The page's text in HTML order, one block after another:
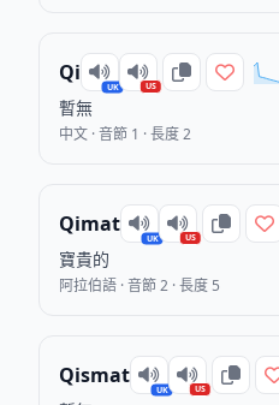
Qi
UK US
暫無
中文 · 音節 1 · 長度 2
Qimat
UK US
寶貴的
阿拉伯語 · 音節 2 · 長度 5
Qismat
UK US